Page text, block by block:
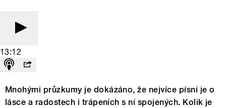
13:12
Mnohými průzkumy je dokázáno, že nejvíce písní je o
lásce a radostech i trápeních s ní spojených. Kolik je